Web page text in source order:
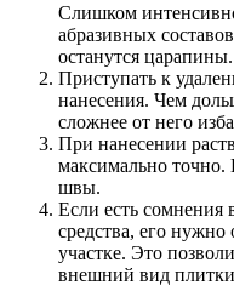
Слишком
абразивных
останутся царапины.
Приступать к
нанесения. Чем
сложнее от него
При нанесении
максимально точно.
швы.
Если есть сомнения
средства, его нужно
участке. Это
внешний вид